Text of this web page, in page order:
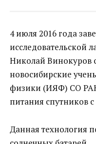
4 июля 2016 года
исследовательской
Николай Винокуров
новосибирские
физики (ИЯФ) СО
питания спутников
Данная технология